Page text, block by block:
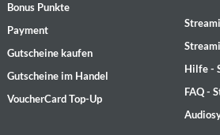
Bonus Punkte
Payment
Gutscheine kaufen
Gutscheine im Handel
VoucherCard Top-Up
Hilfe -
FAQ -